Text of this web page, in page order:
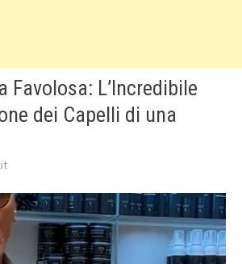
Favolosa: L’Incredibile
dei Capelli di una